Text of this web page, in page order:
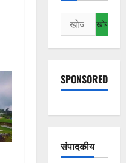
निम्न
को
खोजें:
SPONSORED
संपादकीय